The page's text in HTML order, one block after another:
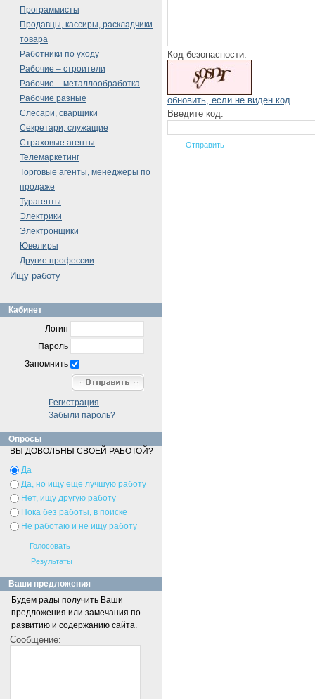
Код безопасности:
обновить, если не виден код
Введите код:
Программисты
Продавцы, кассиры, раскладчики
товара
Работники по уходу
Рабочие – строители
Рабочие – металлообработка
Рабочие разные
Слесари, сварщики
Секретари, служащие
Страховые агенты
Телемаркетинг
Торговые агенты, менеджеры по
продаже
Турагенты
Электрики
Электронщики
Ювелиры
Другие профессии
Ищу работу
Кабинет
Логин
Пароль
Запомнить
Регистрация
Забыли пароль?
Опросы
ВЫ ДОВОЛЬНЫ СВОЕЙ РАБОТОЙ?
Да
Да, но ищу еще лучшую работу
Нет, ищу другую работу
Пока без работы, в поиске
Не работаю и не ищу работу
Ваши предложения
Будем рады получить Ваши
предложения или замечания по
развитию и содержанию сайта.
Сообщение: